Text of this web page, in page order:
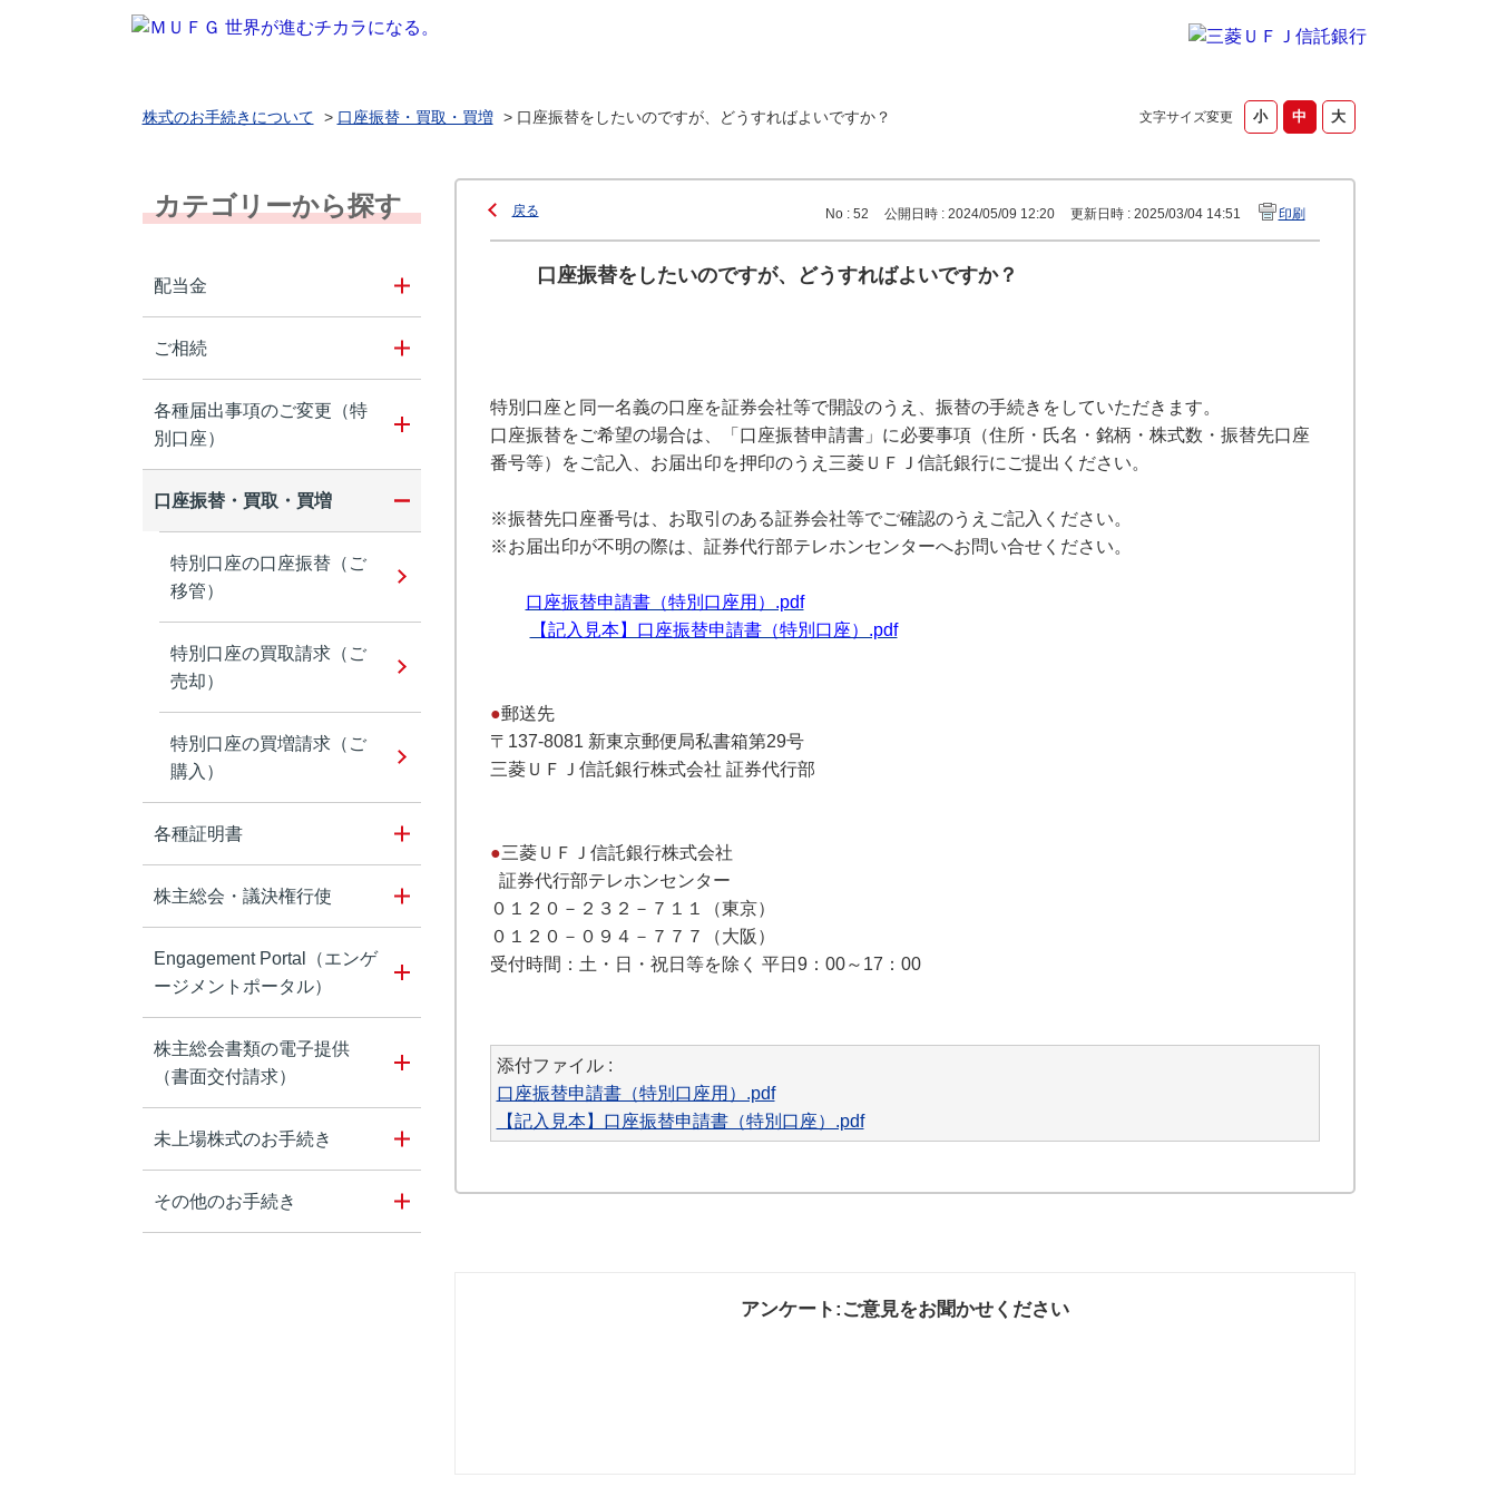
文字サイズ変更
株式のお手続きについて > 口座振替・買取・買増 > 口座振替をしたいのですが、どうすればよいですか？
カテゴリーから探す
配当金
ご相続
各種届出事項のご変更（特
別口座）
口座振替・買取・買増
特別口座の口座振替（ご
移管）
特別口座の買取請求（ご
売却）
特別口座の買増請求（ご
購入）
各種証明書
株主総会・議決権行使
Engagement Portal（エンゲ
ージメントポータル）
株主総会書類の電子提供
（書面交付請求）
未上場株式のお手続き
その他のお手続き
戻る No : 52 公開日時 : 2024/05/09 12:20 更新日時 : 2025/03/04 14:51 印刷
口座振替をしたいのですが、どうすればよいですか？
特別口座と同一名義の口座を証券会社等で開設のうえ、振替の手続きをしていただきます。
口座振替をご希望の場合は、「口座振替申請書」に必要事項（住所・氏名・銘柄・株式数・振替先口座
番号等）をご記入、お届出印を押印のうえ三菱ＵＦＪ信託銀行にご提出ください。
※振替先口座番号は、お取引のある証券会社等でご確認のうえご記入ください。
※お届出印が不明の際は、証券代行部テレホンセンターへお問い合せください。
口座振替申請書（特別口座用）.pdf
【記入見本】口座振替申請書（特別口座）.pdf
●郵送先
〒137-8081 新東京郵便局私書箱第29号
三菱ＵＦＪ信託銀行株式会社 証券代行部
●三菱ＵＦＪ信託銀行株式会社
証券代行部テレホンセンター
０１２０－２３２－７１１（東京）
０１２０－０９４－７７７（大阪）
受付時間：土・日・祝日等を除く 平日9：00～17：00
添付ファイル :
口座振替申請書（特別口座用）.pdf
【記入見本】口座振替申請書（特別口座）.pdf
アンケート:ご意見をお聞かせください